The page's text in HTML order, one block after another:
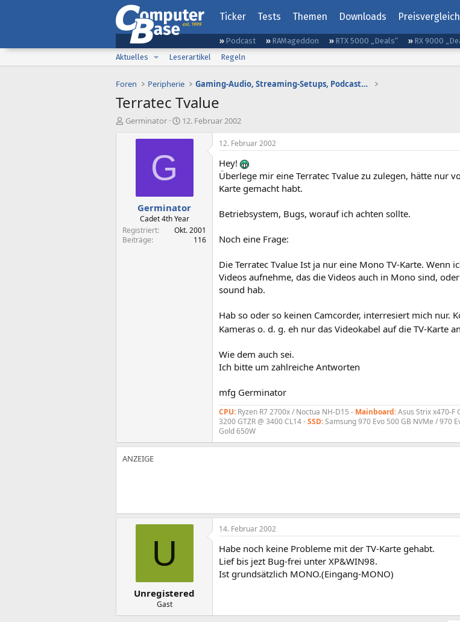
Ticker Tests Themen Downloads Preisvergleich
Podcast RAMageddon RTX 5000 „Deals“ RX 9000
Aktuelles
Leserartikel Regeln
Foren Peripherie Gaming-Audio, Streaming-Setups, Podcasting etc.
Terratec Tvalue
E
Germinator
E
s
t
a
m
12. Februar 2002
G
Germinator
Cadet 4th Year
Registriert
Okt. 2001
Beiträge
116
12. Februar 2002
Hey!
Überlege mir eine Terratec Tvalue zu zulegen, hätte nur
Karte gemacht habt.
Betriebsystem, Bugs, worauf ich achten sollte.
Noch eine Frage:
Die Terratec Tvalue Ist ja nur eine Mono TV-Karte.
Videos aufnehme, das die Videos auch in Mono sind,
sound hab.
Hab so oder so keinen Camcorder, interresiert mich nur.
Kameras o. d. g. eh nur das Videokabel auf die TV-Karte
Wie dem auch sei.
Ich bitte um zahlreiche Antworten
mfg Germinator
CPU: Ryzen R7 2700x / Noctua NH-D15 - Mainboard:Asus Strix x470-F
3200 GTZR @ 3400 CL14 -SSD:Samsung 970 Evo 500 GB NVMe / 970
Gold 650W
U
Unregistered
Gast
14. Februar 2002
Habe noch keine Probleme mit der TV-Karte gehabt.
Lief bis jezt Bug-frei unter XP&WIN98.
Ist grundsätzlich MONO.(Eingang-MONO)